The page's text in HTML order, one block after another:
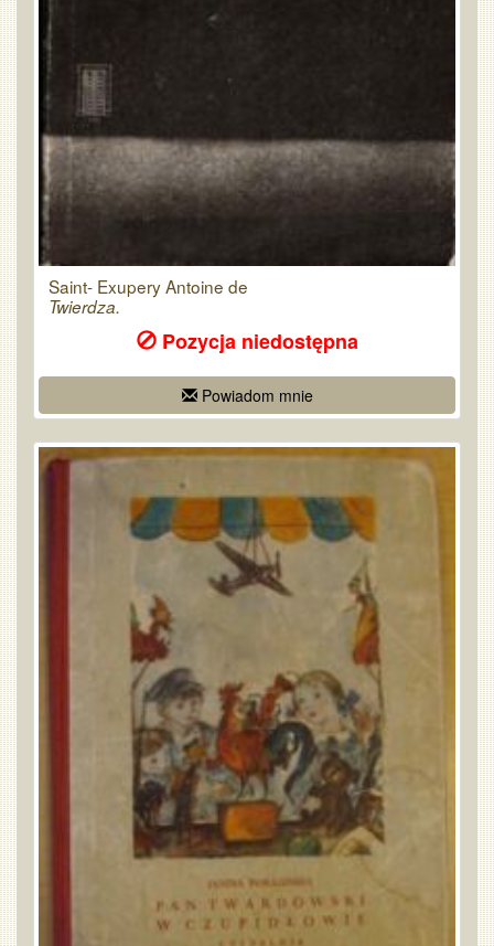
Saint- Exupery Antoine de
Twierdza.
Pozycja niedostępna
Powiadom mnie